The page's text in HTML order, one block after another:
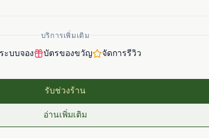
บริการเพิ่มเติม
ระบบจอง บัตรของขวัญ จัดการรีวิว
รับช่วงร้าน
อ่านเพิ่มเติม